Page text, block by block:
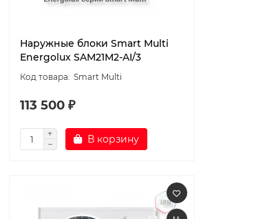
Наружные блоки Smart Multi
Energolux SAM21M2-AI/3
Smart Multi
113 500 ₽
В корзину